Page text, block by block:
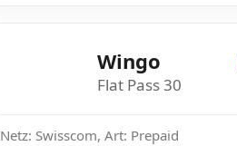
Wingo
Flat Pass 30
Netz: Swisscom, Art: Prepaid